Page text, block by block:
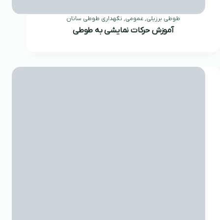
طوطی برزیلی,عمومی, نگهداری طوطی سانان
آموزش حرکات نمایشی به طوطی